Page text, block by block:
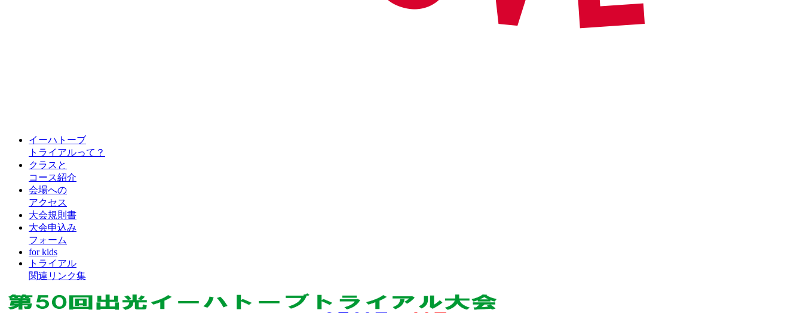
イーハトーブ
トライアルって？
クラスと
コース紹介
会場への
アクセス
大会規則書
大会申込み
フォーム
for kids
トライアル
関連リンク集